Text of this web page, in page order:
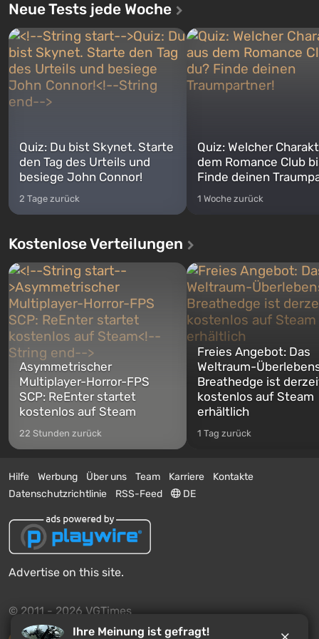
Neue Tests jede Woche
Quiz: Du bist Skynet. Starte
den Tag des Urteils und
besiege John Connor!
2 Tage zurück
Quiz: Welcher
dem Romance Club
Finde deinen
1 Woche zurück
Kostenlose Verteilungen
Asymmetrischer
Multiplayer-Horror-FPS
SCP: ReEnter startet
kostenlos auf Steam
22 Stunden zurück
Freies Angebot: Das
Weltraum-
Breathedge ist
kostenlos auf Steam
erhältlich
1 Tag zurück
Hilfe Werbung Über uns Team Karriere
Kontakte
Datenschutzrichtlinie
RSS-Feed DE
Advertise on this site.
© 2011 - 2026 VGTimes
Ihre Meinung ist gefragt!